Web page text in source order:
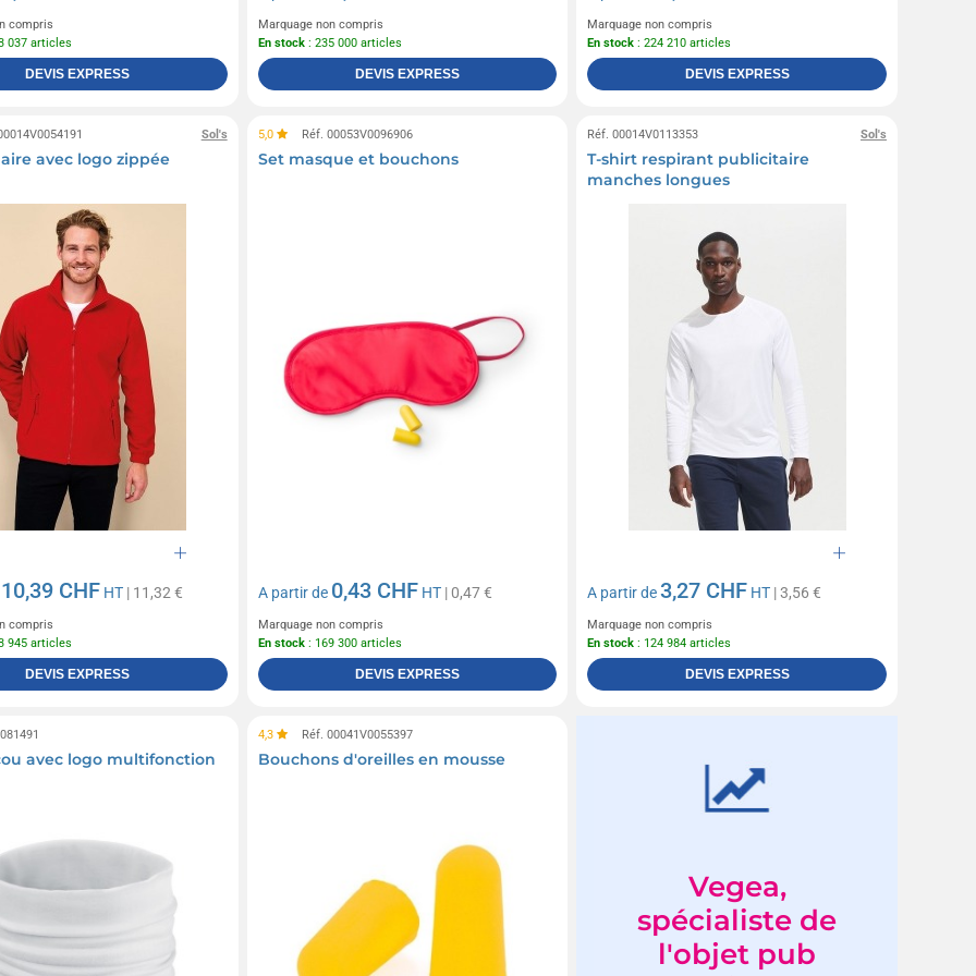
compris
037 articles
DEVIS EXPRESS
Marquage non compris
En stock: 235 000 articles
DEVIS EXPRESS
Marquage non compris
En stock : 224 210 articles
DEVIS EXPRESS
Sol's
avec logo zippée
10,39 CHF HT | 11,32 €
compris
945 articles
DEVIS EXPRESS
5,0 Réf. 00053V0096906
Set masque et bouchons
A partir de 0,43 CHF HT| 0,47 €
Marquage non compris
En stock: 169 300 articles
DEVIS EXPRESS
Sol's
Réf. 00014V0113353
T-shirt respirant publicitaire
manches longues
A partir de3,27 CHF HT | 3,56 €
Marquage non compris
En stock : 124 984 articles
DEVIS EXPRESS
avec logo multifonction
4,3 Réf. 00041V0055397
Bouchons d'oreilles en mousse
Vegea,
spécialiste de
l'objet pub